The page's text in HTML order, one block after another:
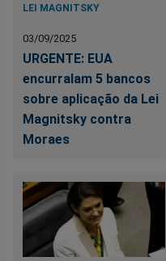
LEI MAGNITSKY
03/09/2025
URGENTE: EUA
encurralam 5 bancos
sobre aplicação da Lei
Magnitsky contra
Moraes